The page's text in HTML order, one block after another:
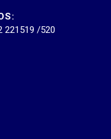
221519 /520